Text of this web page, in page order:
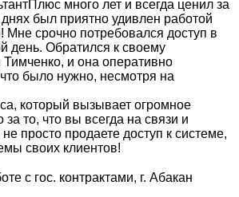
много лет и всегда ценил за
был приятно удивлен работой
срочно потребовался доступ в
день. Обратился к своему
и она оперативно
было нужно, несмотря на
который вызывает огромное
то, что вы всегда на связи и
просто продаете доступ к системе,
своих клиентов!
с гос. контрактами, г. Абакан